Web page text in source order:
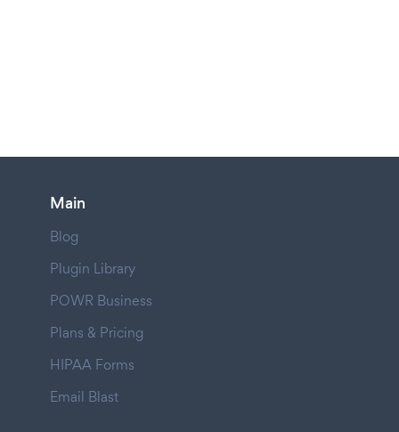
Main
Blog
Plugin Library
POWR Business
Plans & Pricing
HIPAA Forms
Email Blast